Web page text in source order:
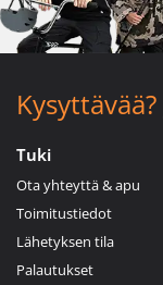
Kysyttävää?
Tuki
Ota yhteyttä & apu
Toimitustiedot
Lähetyksen tila
Palautukset